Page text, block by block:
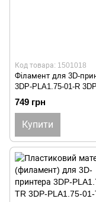
Код товара: 1501018
Фiламент для 3D-
3DP-PLA1.75-01-R
PLA1.75-01-R
749 грн
Купити